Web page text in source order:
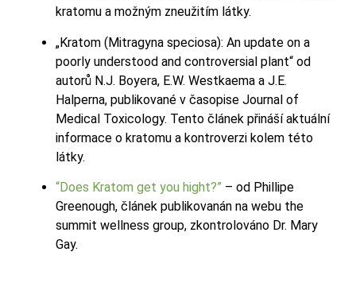
kratomu a možným zneužitím látky.
„Kratom (Mitragyna speciosa): An update on a
poorly understood and controversial plant“ od
autorů N.J. Boyera, E.W. Westkaema a J.E.
Halperna, publikované v časopise Journal of
Medical Toxicology. Tento článek přináší aktuální
informace o kratomu a kontroverzi kolem této
látky.
“Does Kratom get you hight?” – od Phillipe
Greenough, článek publikovanán na webu the
summit wellness group, zkontrolováno Dr. Mary
Gay.